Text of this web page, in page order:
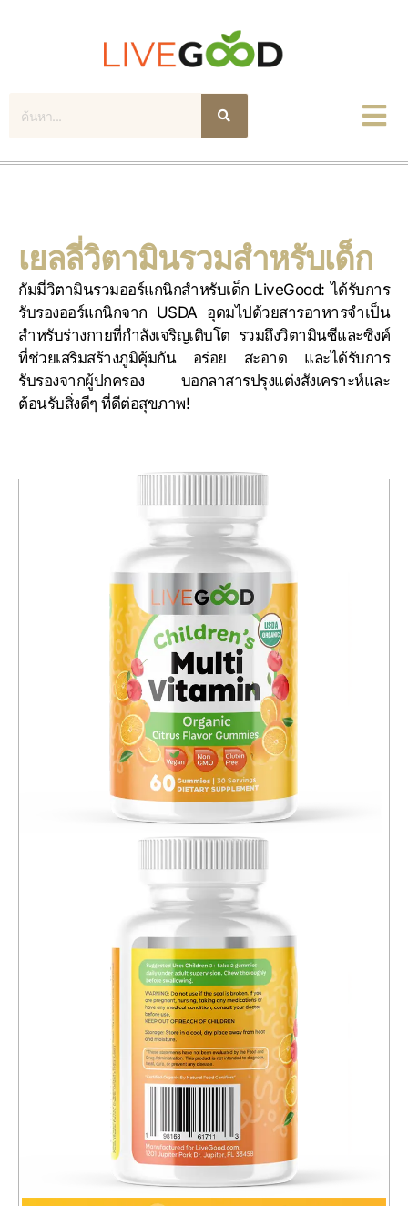
ค้นหา
เยลลี่วิตามินรวมสำหรับเด็ก
กัมมี่วิตามินรวมออร์แกนิกสำหรับเด็ก LiveGood: ได้รับการ
รับรองออร์แกนิกจาก USDA อุดมไปด้วยสารอาหารจำเป็น
สำหรับร่างกายที่กำลังเจริญเติบโต รวมถึงวิตามินซีและซิงค์
ที่ช่วยเสริมสร้างภูมิคุ้มกัน อร่อย สะอาด และได้รับการ
รับรองจากผู้ปกครอง บอกลาสารปรุงแต่งสังเคราะห์และ
ต้อนรับสิ่งดีๆ ที่ดีต่อสุขภาพ!